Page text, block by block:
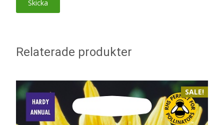
Relaterade produkter
SALE!